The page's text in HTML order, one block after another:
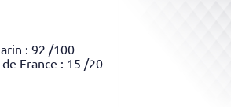
: 92 /100
France : 15 /20